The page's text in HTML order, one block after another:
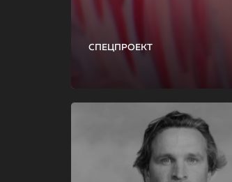
СПЕЦПРОЕКТ